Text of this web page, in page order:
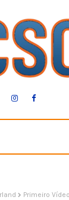
Primeiro